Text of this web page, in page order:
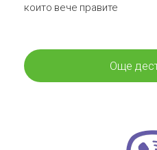
които вече правите
Още